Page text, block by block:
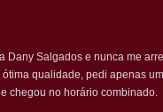
de bebê o kit festa. Tudo
chegaram quentes. O
bem decorado. Agradou a